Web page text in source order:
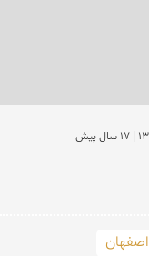
اصفهان